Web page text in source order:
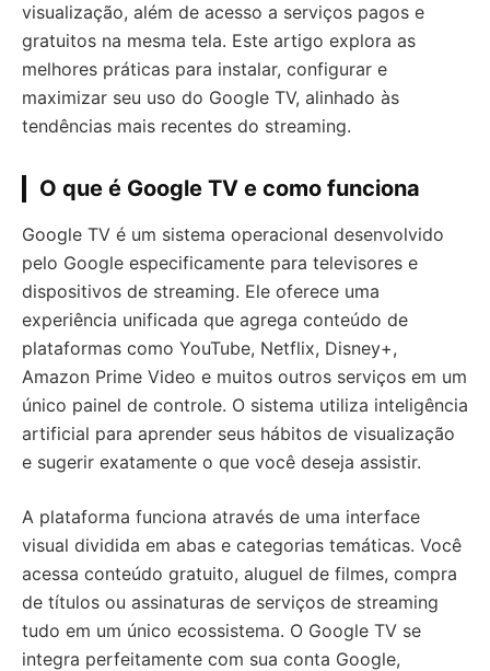
visualização, além de acesso a serviços pagos e
gratuitos na mesma tela. Este artigo explora as
melhores práticas para instalar, configurar e
maximizar seu uso do Google TV, alinhado às
tendências mais recentes do streaming.
O que é Google TV e como funciona
Google TV é um sistema operacional desenvolvido
pelo Google especificamente para televisores e
dispositivos de streaming. Ele oferece uma
experiência unificada que agrega conteúdo de
plataformas como YouTube, Netflix, Disney+,
Amazon Prime Video e muitos outros serviços em um
único painel de controle. O sistema utiliza inteligência
artificial para aprender seus hábitos de visualização
e sugerir exatamente o que você deseja assistir.
A plataforma funciona através de uma interface
visual dividida em abas e categorias temáticas. Você
acessa conteúdo gratuito, aluguel de filmes, compra
de títulos ou assinaturas de serviços de streaming
tudo em um único ecossistema. O Google TV se
integra perfeitamente com sua conta Google,